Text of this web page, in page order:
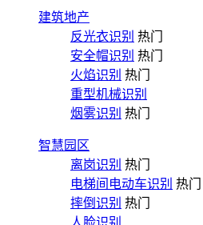
建筑地产
反光衣识别 热门
安全帽识别 热门
火焰识别 热门
重型机械识别
烟雾识别 热门
智慧园区
离岗识别 热门
电梯间电动车识别 热门
摔倒识别 热门
人脸识别